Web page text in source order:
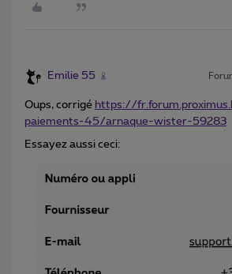
Emilie 55
Oups, corrigé https://
paiements-45/arnaque-wister-59283
Essayez aussi ceci: